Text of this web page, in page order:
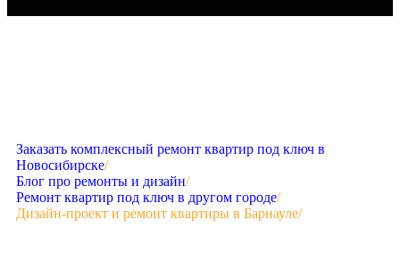
Заказать комплексный ремонт квартир под ключ в
Новосибирске/
Блог про ремонты и дизайн/
Ремонт квартир под ключ в другом городе/
Дизайн-проект и ремонт квартиры в Барнауле/